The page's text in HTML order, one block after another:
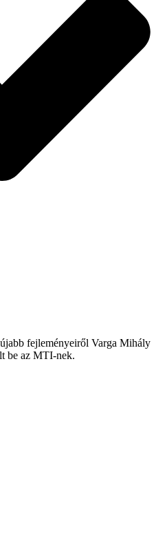
fejleményeiről Varga Mihály
be az MTI-nek.